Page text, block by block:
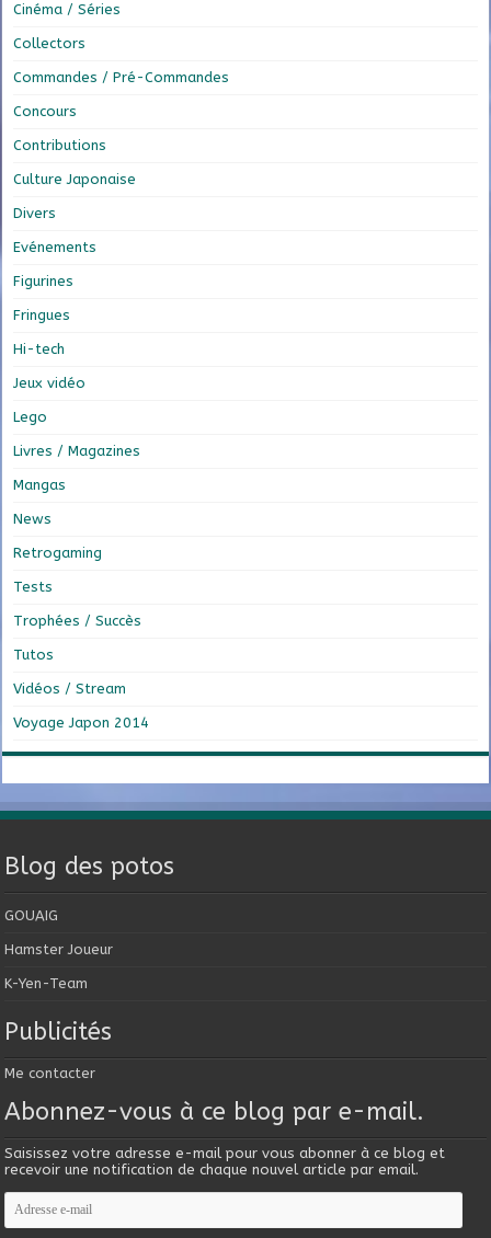
Cinéma / Séries
Collectors
Commandes / Pré-Commandes
Concours
Contributions
Culture Japonaise
Divers
Evénements
Figurines
Fringues
Hi-tech
Jeux vidéo
Lego
Livres / Magazines
Mangas
News
Retrogaming
Tests
Trophées / Succès
Tutos
Vidéos / Stream
Voyage Japon 2014
Blog des potos
GOUAIG
Hamster Joueur
K-Yen-Team
Publicités
Me contacter
Abonnez-vous à ce blog par e-mail.
Saisissez votre adresse e-mail pour vous abonner à ce blog et
recevoir une notification de chaque nouvel article par email.
Adresse
e-
mail